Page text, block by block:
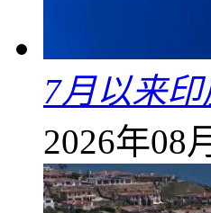
7月以来
2026年08